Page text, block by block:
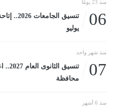
منذ 23 يومًا
06
يوليو
منذ شهر واحد
07
محافظة
منذ 6 أشهر